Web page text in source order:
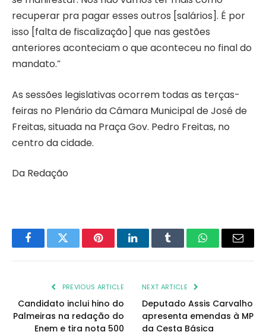
recuperar pra pagar esses outros [salários]. É por
isso [falta de fiscalização] que nas gestões
anteriores aconteciam o que aconteceu no final do
mandato.”
As sessões legislativas ocorrem todas as terças-
feiras no Plenário da Câmara Municipal de José de
Freitas, situada na Praça Gov. Pedro Freitas, no
centro da cidade.
Da Redação
FacebookTwitter PinterestLinkedInTumblr WhatsAppEmail
PREVIOUS ARTICLE
Candidato inclui hino do
Palmeiras na redação do
Enem e tira nota 500
NEXT ARTICLE
Deputado Assis Carvalho
apresenta emendas à MP
da Cesta Básica